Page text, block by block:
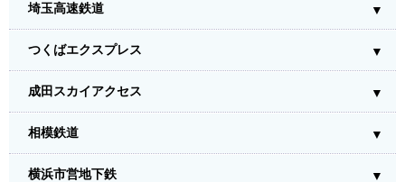
埼玉高速鉄道
つくばエクスプレス
成田スカイアクセス
相模鉄道
横浜市営地下鉄